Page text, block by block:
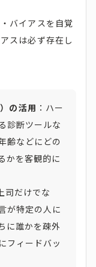
バイアスを自覚
スは必ず存在し
の活用 ：ハー
診断ツールな
齢などにどの
かを客観的に
司だけでな
が特定の人に
に誰かを疎外
フィードバッ